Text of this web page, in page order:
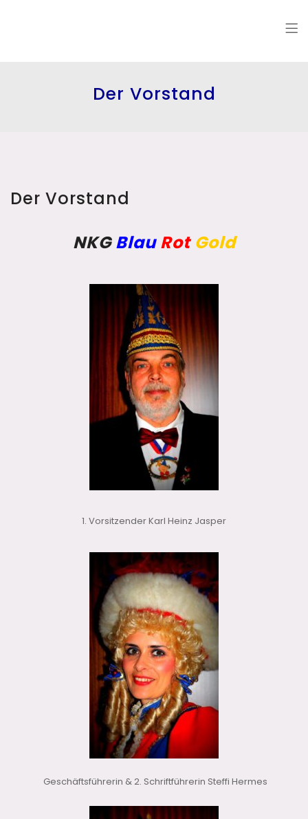
Der Vorstand
Der Vorstand
NKGBlau Rot Gold
1. Vorsitzender Karl Heinz Jasper
Geschäftsführerin & 2. Schriftführerin Steffi Hermes